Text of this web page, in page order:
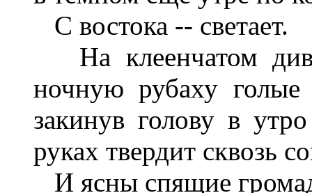
С востока -- светает.
На клеенчатом
ночную рубаху
закинув голову в
руках твердит сквозь
И ясны спящие